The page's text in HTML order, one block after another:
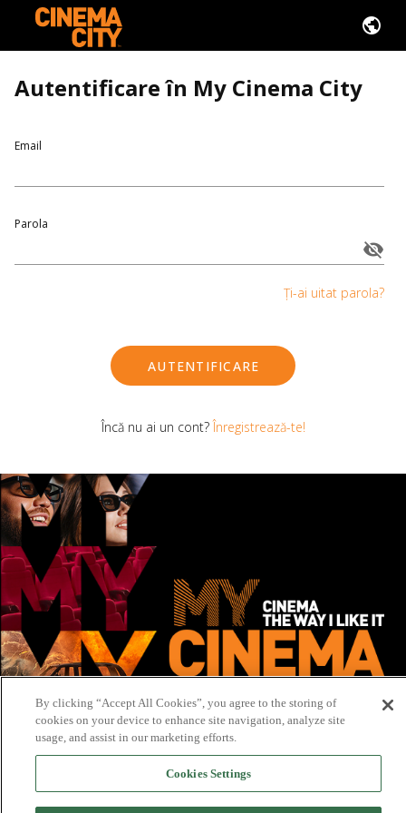
Autentificare în My Cinema City
Email
Parola
Ți-ai uitat parola?
AUTENTIFICARE
Încă nu ai un cont?Înregistrează-te!
By clicking “Accept All Cookies”, you agree to the storing of
cookies on your device to enhance site navigation, analyze site
usage, and assist in our marketing efforts.
Cookies Settings